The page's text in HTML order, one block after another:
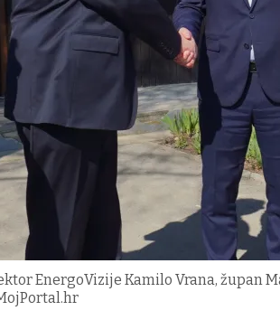
EnergoVizije Kamilo Vrana, župan